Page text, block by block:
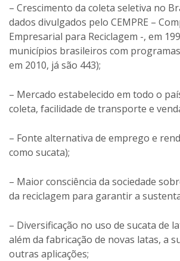
coleta, facilidade de transporte e
– Fonte alternativa de emprego e
como sucata);
da reciclagem para garantir a
além da fabricação de novas latas, a
outras aplicações;
– Continuidade de programas de
sobretudo nas grandes cidades.
Queda na emissão de CO2 –Um
pelo Ipea (Instituto de Pesquisa
pedido do Ministério do Meio